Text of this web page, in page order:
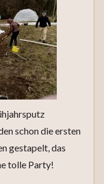
schon die ersten
gestapelt, das
tolle Party!